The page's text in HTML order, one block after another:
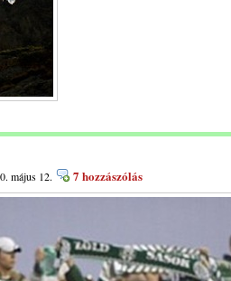
május 12. 7 hozzászólás